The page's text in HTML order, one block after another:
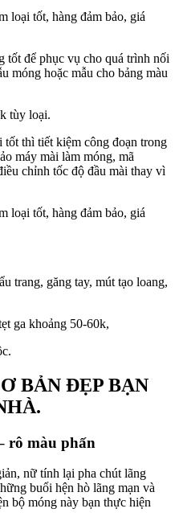
loại tốt, hàng đảm bảo, giá
tốt để phục vụ cho quá trình nối
móng hoặc mẫu cho bảng màu
tùy loại.
tốt thì tiết kiệm công đoạn trong
máy mài làm móng, mã
chỉnh tốc độ đầu mài thay vì
loại tốt, hàng đảm bảo, giá
trang, găng tay, mút tạo loang,
ga khoảng 50-60k,
BẢN ĐẸP BẠN
rô màu phấn
nữ tính lại pha chút lãng
buổi hện hò lãng mạn và
bộ móng này bạn thực hiện